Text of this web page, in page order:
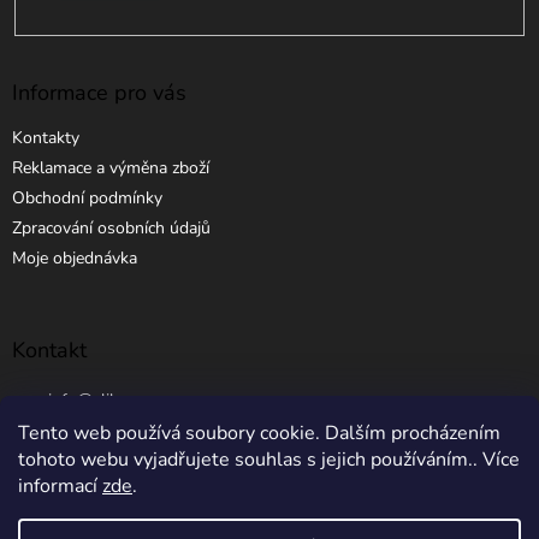
Tento web používá soubory cookie. Dalším procházením
tohoto webu vyjadřujete souhlas s jejich používáním.. Více
informacízde.
Informace pro vás
Kontakty
Reklamace a výměna zboží
Obchodní podmínky
Zpracování osobních údajů
Moje objednávka
Kontakt
info @ elibros.cz
+420 734 184 444